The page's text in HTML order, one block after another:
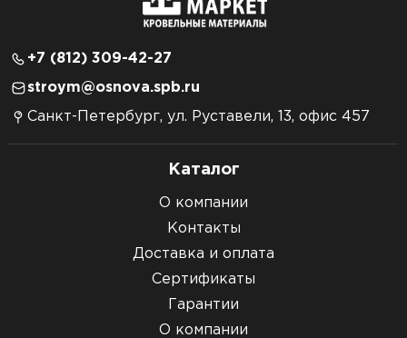
+7 (812) 309-42-27
stroym@osnova.spb.ru
Санкт-Петербург, ул. Руставели, 13, офис 457
Каталог
О компании
Контакты
Доставка и оплата
Сертификаты
Гарантии
О компании